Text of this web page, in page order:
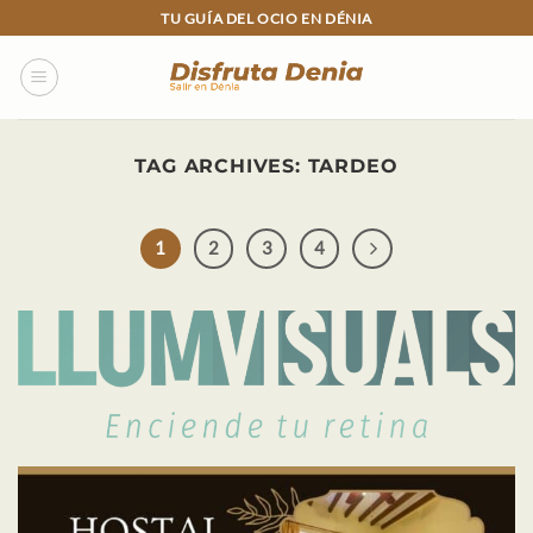
to
content
TU GUÍA DEL OCIO EN DÉNIA
TAG ARCHIVES: TARDEO
1 2 3 4